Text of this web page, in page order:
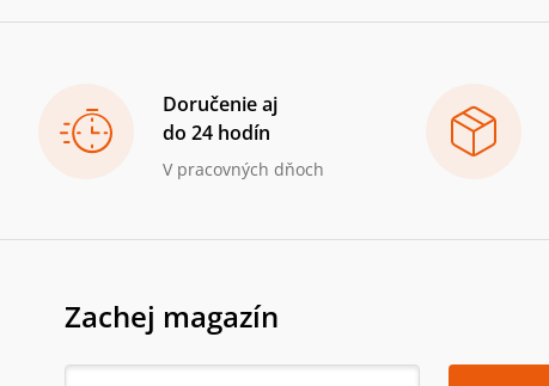
Doručenie aj
do 24 hodín
V pracovných dňoch
Zachej magazín